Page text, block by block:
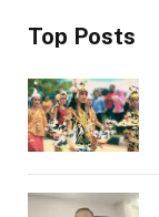
Top Posts